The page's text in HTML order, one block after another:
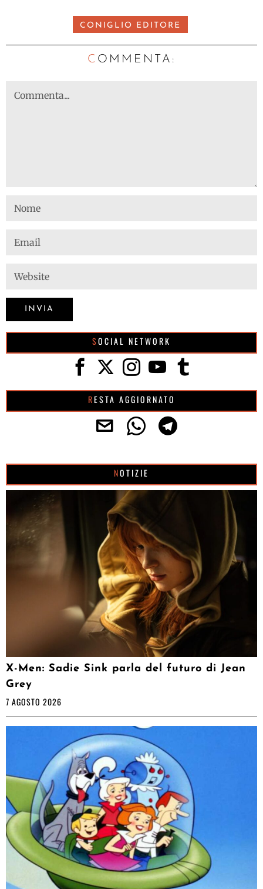
CONIGLIO EDITORE
C OMMENTA:
SOCIAL NETWORK
RESTA AGGIORNATO
NOTIZIE
X-Men: Sadie Sink parla del futuro di Jean
Grey
7 AGOSTO 2026